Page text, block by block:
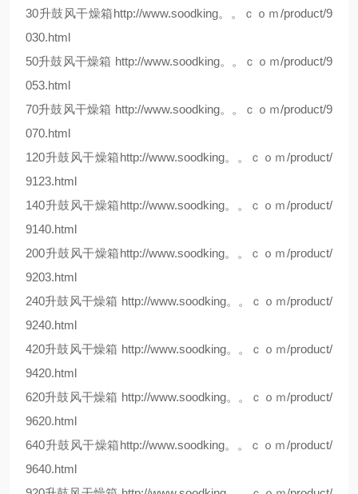
30升鼓风干燥箱http://www.soodking。。ｃｏｍ/product/9
030.html
50升鼓风干燥箱 http://www.soodking。。ｃｏｍ/product/9
053.html
70升鼓风干燥箱 http://www.soodking。。ｃｏｍ/product/9
070.html
120升鼓风干燥箱http://www.soodking。。ｃｏｍ/product/
9123.html
140升鼓风干燥箱http://www.soodking。。ｃｏｍ/product/
9140.html
200升鼓风干燥箱http://www.soodking。。ｃｏｍ/product/
9203.html
240升鼓风干燥箱 http://www.soodking。。ｃｏｍ/product/
9240.html
420升鼓风干燥箱 http://www.soodking。。ｃｏｍ/product/
9420.html
620升鼓风干燥箱 http://www.soodking。。ｃｏｍ/product/
9620.html
640升鼓风干燥箱http://www.soodking。。ｃｏｍ/product/
9640.html